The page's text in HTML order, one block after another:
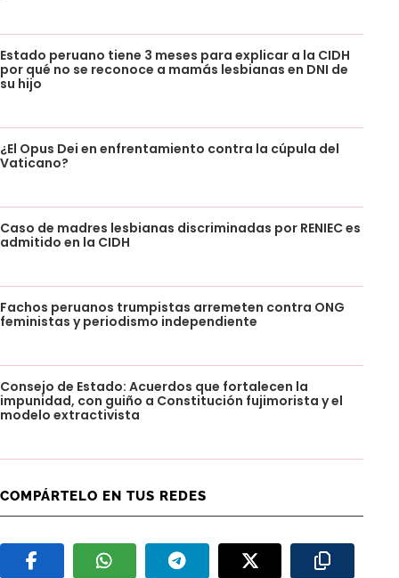
Estado peruano tiene 3 meses para explicar a la CIDH
por qué no se reconoce a mamás lesbianas en DNI de
su hijo
¿El Opus Dei en enfrentamiento contra la cúpula del
Vaticano?
Caso de madres lesbianas discriminadas por RENIEC es
admitido en la CIDH
Fachos peruanos trumpistas arremeten contra ONG
feministas y periodismo independiente
Consejo de Estado: Acuerdos que fortalecen la
impunidad, con guiño a Constitución fujimorista y el
modelo extractivista
COMPÁRTELO EN TUS REDES